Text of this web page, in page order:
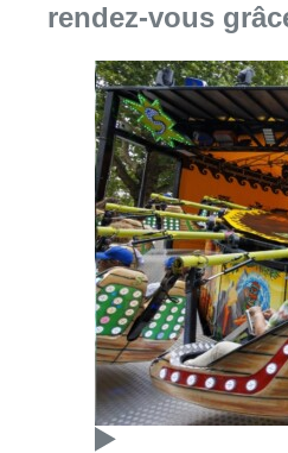
rendez-vous